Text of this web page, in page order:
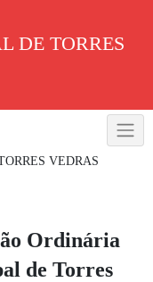
DE TORRES
Ordinária
de Torres